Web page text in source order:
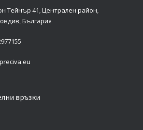
Тейнър 41, Централен район,
България
връзки